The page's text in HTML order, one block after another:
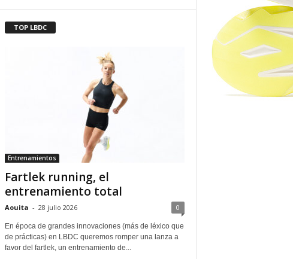
TOP LBDC
Entrenamientos
Fartlek running, el
entrenamiento total
Aouita - 28 julio 2026 0
En época de grandes innovaciones (más de léxico que
de prácticas) en LBDC queremos romper una lanza a
favor del fartlek, un entrenamiento de...